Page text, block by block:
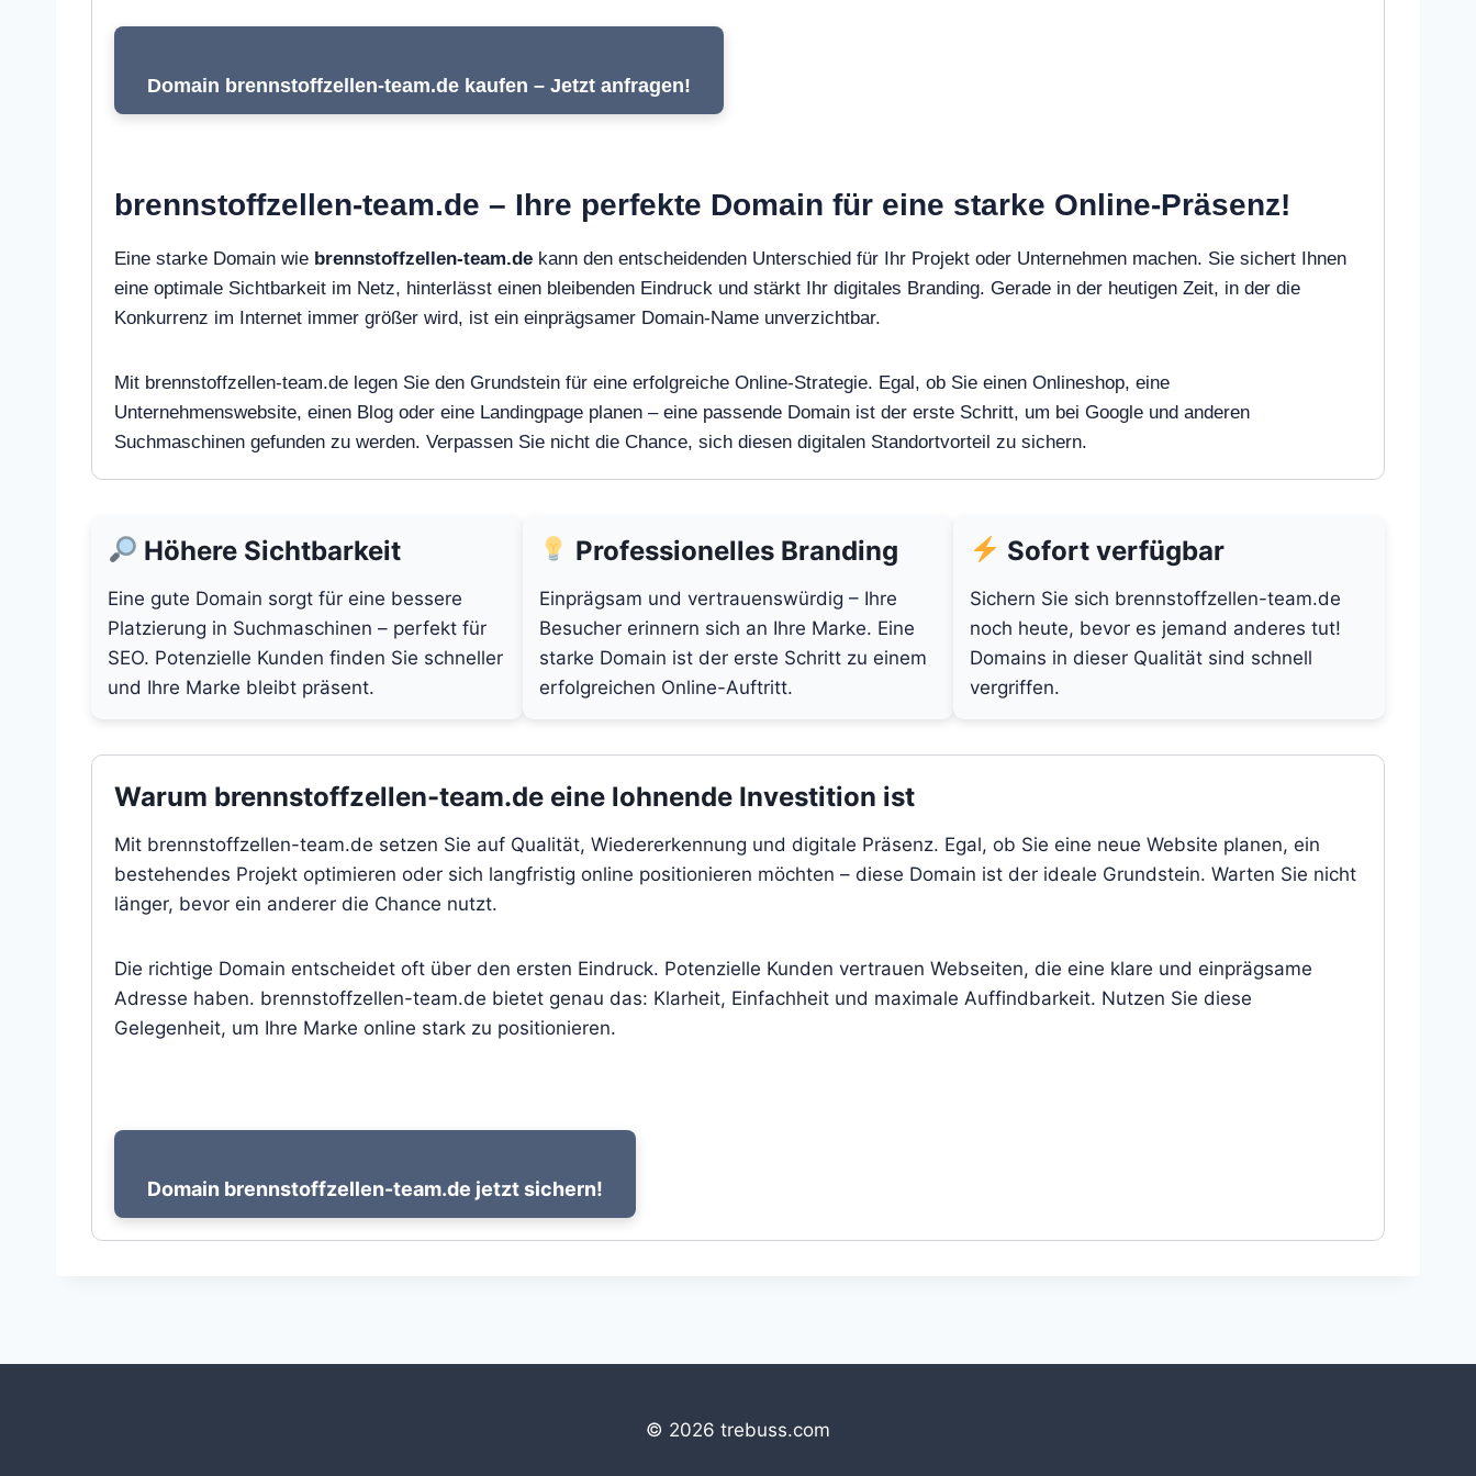
Domain brennstoffzellen-team.de kaufen – Jetzt anfragen!
brennstoffzellen-team.de – Ihre perfekte Domain für eine starke Online-Präsenz!
Eine starke Domain wie brennstoffzellen-team.de kann den entscheidenden Unterschied für Ihr Projekt oder Unternehmen machen. Sie sichert Ihnen
eine optimale Sichtbarkeit im Netz, hinterlässt einen bleibenden Eindruck und stärkt Ihr digitales Branding. Gerade in der heutigen Zeit, in der die
Konkurrenz im Internet immer größer wird, ist ein einprägsamer Domain-Name unverzichtbar.
Mit brennstoffzellen-team.de legen Sie den Grundstein für eine erfolgreiche Online-Strategie. Egal, ob Sie einen Onlineshop, eine
Unternehmenswebsite, einen Blog oder eine Landingpage planen – eine passende Domain ist der erste Schritt, um bei Google und anderen
Suchmaschinen gefunden zu werden. Verpassen Sie nicht die Chance, sich diesen digitalen Standortvorteil zu sichern.
Höhere Sichtbarkeit
Eine gute Domain sorgt für eine bessere
Platzierung in Suchmaschinen – perfekt für
SEO. Potenzielle Kunden finden Sie schneller
und Ihre Marke bleibt präsent.
Professionelles Branding
Einprägsam und vertrauenswürdig – Ihre
Besucher erinnern sich an Ihre Marke. Eine
starke Domain ist der erste Schritt zu einem
erfolgreichen Online-Auftritt.
Sofort verfügbar
Sichern Sie sich brennstoffzellen-team.de
noch heute, bevor es jemand anderes tut!
Domains in dieser Qualität sind schnell
vergriffen.
Warum brennstoffzellen-team.de eine lohnende Investition ist
Mit brennstoffzellen-team.de setzen Sie auf Qualität, Wiedererkennung und digitale Präsenz. Egal, ob Sie eine neue Website planen, ein
bestehendes Projekt optimieren oder sich langfristig online positionieren möchten – diese Domain ist der ideale Grundstein. Warten Sie nicht
länger, bevor ein anderer die Chance nutzt.
Die richtige Domain entscheidet oft über den ersten Eindruck. Potenzielle Kunden vertrauen Webseiten, die eine klare und einprägsame
Adresse haben. brennstoffzellen-team.de bietet genau das: Klarheit, Einfachheit und maximale Auffindbarkeit. Nutzen Sie diese
Gelegenheit, um Ihre Marke online stark zu positionieren.
Domain brennstoffzellen-team.de jetzt sichern!
© 2026 trebuss.com